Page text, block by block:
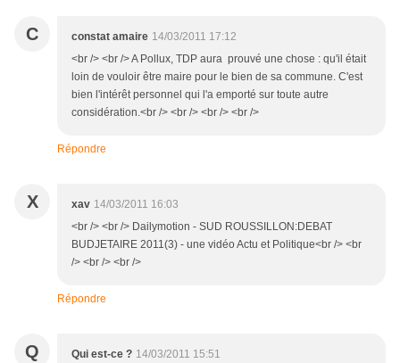
C constat amaire 14/03/2011 17:12
<br /> <br /> A Pollux, TDP aura prouvé une chose : qu'il était
loin de vouloir être maire pour le bien de sa commune. C'est
bien l'intérêt personnel qui l'a emporté sur toute autre
considération.<br /> <br /> <br /> <br />
Répondre
X xav 14/03/2011 16:03
<br /> <br /> Dailymotion - SUD ROUSSILLON:DEBAT
BUDJETAIRE 2011(3) - une vidéo Actu et Politique<br /> <br
/> <br /> <br />
Répondre
Q Qui est-ce ? 14/03/2011 15:51